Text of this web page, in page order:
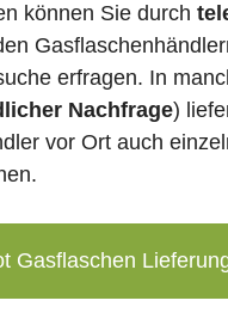
können Sie durch
erfragen. In
Nachfrage)
vor Ort auch
Gasflaschen